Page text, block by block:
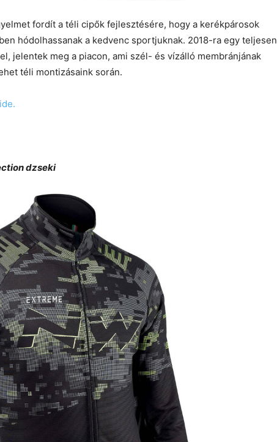
fordít a téli cipők fejlesztésére, hogy a kerékpárosok
hódolhassanak a kedvenc sportjuknak. 2018-ra egy teljesen
jelentek meg a piacon, ami szél- és vízálló membránjának
téli montizásaink során.
dzseki